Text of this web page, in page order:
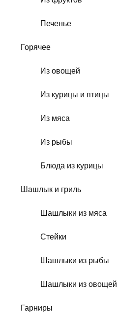
Печенье
Горячее
Из овощей
Из курицы и птицы
Из мяса
Из рыбы
Блюда из курицы
Шашлык и гриль
Шашлыки из мяса
Стейки
Шашлыки из рыбы
Шашлыки из овощей
Гарниры